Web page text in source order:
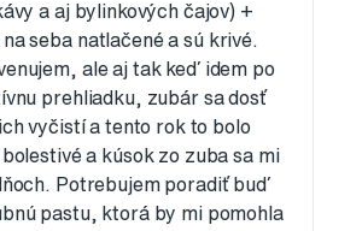
a aj bylinkových čajov) +
seba natlačené a sú krivé.
ale aj tak keď idem po
prehliadku, zubár sa dosť
vyčistí a tento rok to bolo
a kúsok zo zuba sa mi
Potrebujem poradiť buď
pastu, ktorá by mi pomohla